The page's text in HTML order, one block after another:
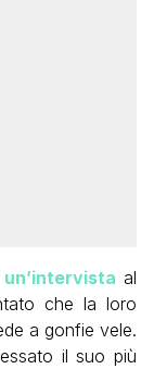
al
che la loro
a gonfie vele.
il suo più